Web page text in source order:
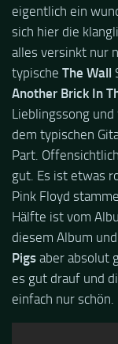
eigentlich ein
sich hier die
alles versinkt nur
typische The Wall
Another Brick In
Lieblingssong
dem typischen
Part.
gut. Es ist etwas
Pink Floyd
Hälfte ist vom
diesem Album
Pigs aber absolut
es gut drauf und
einfach nur schön.